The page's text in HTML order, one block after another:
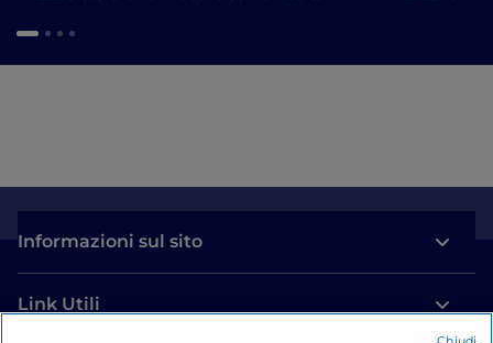
Informazioni sul sito
Link Utili